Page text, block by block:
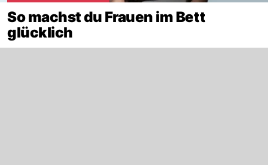
So machst du Frauen im Bett
glücklich